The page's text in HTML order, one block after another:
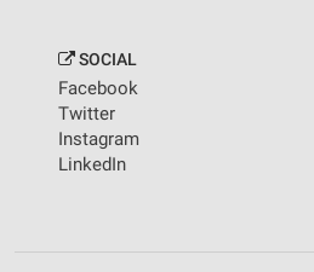
SOCIAL
Facebook
Twitter
Instagram
LinkedIn